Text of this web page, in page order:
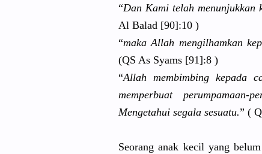
“Dan Kami telah menunjukkan
Al Balad [90]:10 )
“maka Allah mengilhamkan
(QS As Syams [91]:8 )
“Allah membimbing kepada
memperbuatperumpamaan-
Mengetahui segala sesuatu.” (
Seorang anak kecil yang